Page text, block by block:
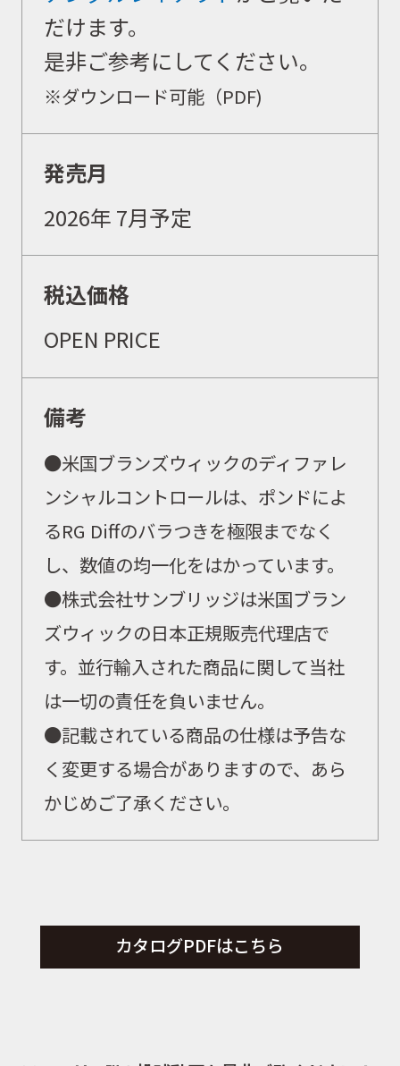
だけます。
是非ご参考にしてください。
※ダウンロード可能（PDF)
発売月
2026年 7月予定
税込価格
OPEN PRICE
備考
●米国ブランズウィックのディファレ
ンシャルコントロールは、ポンドによ
るRG Diffのバラつきを極限までなく
し、数値の均一化をはかっています。
●株式会社サンブリッジは米国ブラン
ズウィックの日本正規販売代理店で
す。並行輸入された商品に関して当社
は一切の責任を負いません。
●記載されている商品の仕様は予告な
く変更する場合がありますので、あら
かじめご了承ください。
カタログPDFはこちら